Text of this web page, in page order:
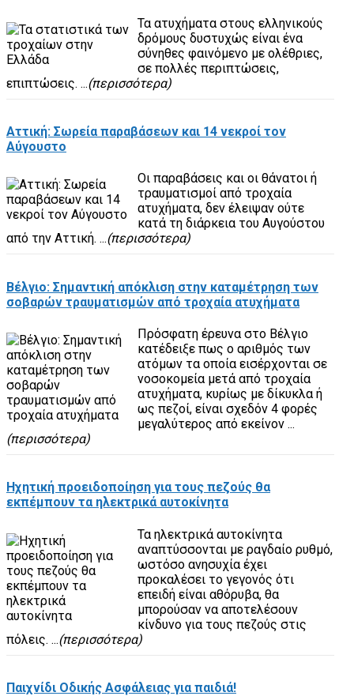
Τα ατυχήματα στους ελληνικούς
δρόμους δυστυχώς είναι ένα
σύνηθες φαινόμενο με ολέθριες,
σε πολλές περιπτώσεις,
επιπτώσεις. ...(περισσότερα)
Αττική: Σωρεία παραβάσεων και 14 νεκροί τον
Αύγουστο
Οι παραβάσεις και οι θάνατοι ή
τραυματισμοί από τροχαία
ατυχήματα, δεν έλειψαν ούτε
κατά τη διάρκεια του Αυγούστου
από την Αττική. ...(περισσότερα)
Βέλγιο: Σημαντική απόκλιση στην καταμέτρηση των
σοβαρών τραυματισμών από τροχαία ατυχήματα
Πρόσφατη έρευνα στο Βέλγιο
κατέδειξε πως ο αριθμός των
ατόμων τα οποία εισέρχονται σε
νοσοκομεία μετά από τροχαία
ατυχήματα, κυρίως με δίκυκλα ή
ως πεζοί, είναι σχεδόν 4 φορές
μεγαλύτερος από εκείνον ...
(περισσότερα)
Ηχητική προειδοποίηση για τους πεζούς θα
εκπέμπουν τα ηλεκτρικά αυτοκίνητα
Τα ηλεκτρικά αυτοκίνητα
αναπτύσσονται με ραγδαίο ρυθμό,
ωστόσο ανησυχία έχει
προκαλέσει το γεγονός ότι
επειδή είναι αθόρυβα, θα
μπορούσαν να αποτελέσουν
κίνδυνο για τους πεζούς στις
πόλεις. ...(περισσότερα)
Παιχνίδι Οδικής Ασφάλειας για παιδιά!